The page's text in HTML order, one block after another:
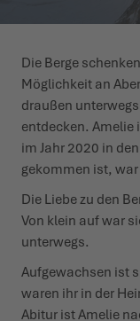
LOWA
LOWA
PODCAST
NEWS
Die Berge
Möglichkeit an
draußen
entdecken. Amelie
im Jahr 2020 in
gekommen ist,
Die Liebe zu den
Von klein auf war
unterwegs.
Aufgewachsen ist
waren ihr in der
Abitur ist Amelie